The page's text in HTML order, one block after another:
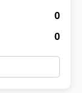
0
0